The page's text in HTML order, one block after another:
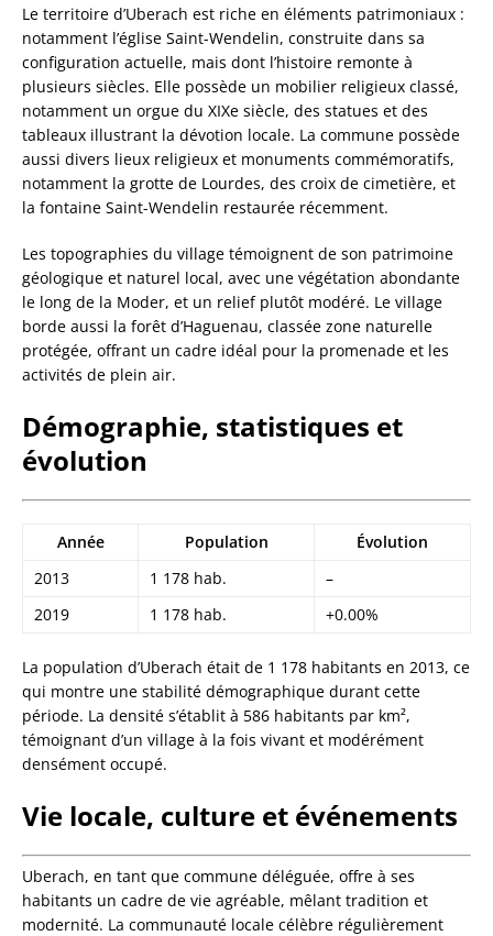
Le territoire d’Uberach est riche en éléments patrimoniaux :
notamment l’église Saint-Wendelin, construite dans sa
configuration actuelle, mais dont l’histoire remonte à
plusieurs siècles. Elle possède un mobilier religieux classé,
notamment un orgue du XIXe siècle, des statues et des
tableaux illustrant la dévotion locale. La commune possède
aussi divers lieux religieux et monuments commémoratifs,
notamment la grotte de Lourdes, des croix de cimetière, et
la fontaine Saint-Wendelin restaurée récemment.
Les topographies du village témoignent de son patrimoine
géologique et naturel local, avec une végétation abondante
le long de la Moder, et un relief plutôt modéré. Le village
borde aussi la forêt d’Haguenau, classée zone naturelle
protégée, offrant un cadre idéal pour la promenade et les
activités de plein air.
Démographie, statistiques et
évolution
Année Population
Évolution
2013
1 178 hab.
–
2019
1 178 hab. +0.00%
La population d’Uberach était de 1 178 habitants en 2013, ce
qui montre une stabilité démographique durant cette
période. La densité s’établit à 586 habitants par km²,
témoignant d’un village à la fois vivant et modérément
densément occupé.
Vie locale, culture et événements
Uberach, en tant que commune déléguée, offre à ses
habitants un cadre de vie agréable, mêlant tradition et
modernité. La communauté locale célèbre régulièrement